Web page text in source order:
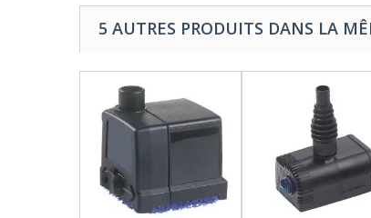
5 AUTRES PRODUITS DANS LA